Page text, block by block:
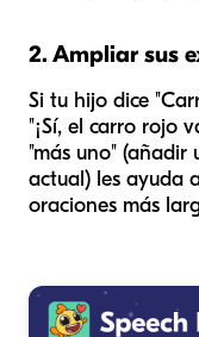
2. Ampliar sus
Si tu hijo dice
"¡Sí, el carro rojo
"más uno" (añadir
actual) les ayuda
oraciones más